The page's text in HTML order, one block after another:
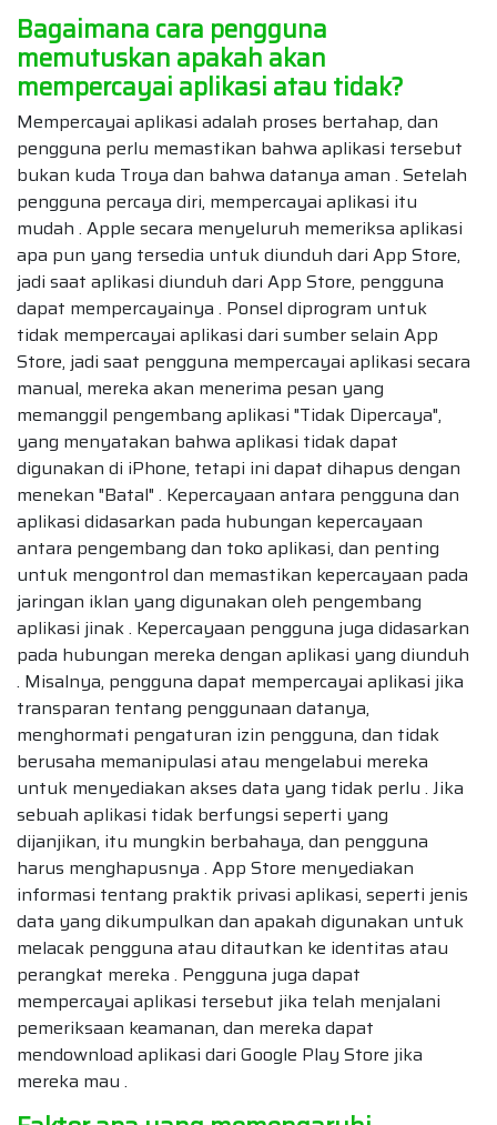
Bagaimana cara pengguna
memutuskan apakah akan
mempercayai aplikasi atau tidak?
Mempercayai aplikasi adalah proses bertahap, dan
pengguna perlu memastikan bahwa aplikasi tersebut
bukan kuda Troya dan bahwa datanya aman . Setelah
pengguna percaya diri, mempercayai aplikasi itu
mudah . Apple secara menyeluruh memeriksa aplikasi
apa pun yang tersedia untuk diunduh dari App Store,
jadi saat aplikasi diunduh dari App Store, pengguna
dapat mempercayainya . Ponsel diprogram untuk
tidak mempercayai aplikasi dari sumber selain App
Store, jadi saat pengguna mempercayai aplikasi secara
manual, mereka akan menerima pesan yang
memanggil pengembang aplikasi "Tidak Dipercaya",
yang menyatakan bahwa aplikasi tidak dapat
digunakan di iPhone, tetapi ini dapat dihapus dengan
menekan "Batal" . Kepercayaan antara pengguna dan
aplikasi didasarkan pada hubungan kepercayaan
antara pengembang dan toko aplikasi, dan penting
untuk mengontrol dan memastikan kepercayaan pada
jaringan iklan yang digunakan oleh pengembang
aplikasi jinak . Kepercayaan pengguna juga didasarkan
pada hubungan mereka dengan aplikasi yang diunduh
. Misalnya, pengguna dapat mempercayai aplikasi jika
transparan tentang penggunaan datanya,
menghormati pengaturan izin pengguna, dan tidak
berusaha memanipulasi atau mengelabui mereka
untuk menyediakan akses data yang tidak perlu . Jika
sebuah aplikasi tidak berfungsi seperti yang
dijanjikan, itu mungkin berbahaya, dan pengguna
harus menghapusnya . App Store menyediakan
informasi tentang praktik privasi aplikasi, seperti jenis
data yang dikumpulkan dan apakah digunakan untuk
melacak pengguna atau ditautkan ke identitas atau
perangkat mereka . Pengguna juga dapat
mempercayai aplikasi tersebut jika telah menjalani
pemeriksaan keamanan, dan mereka dapat
mendownload aplikasi dari Google Play Store jika
mereka mau .